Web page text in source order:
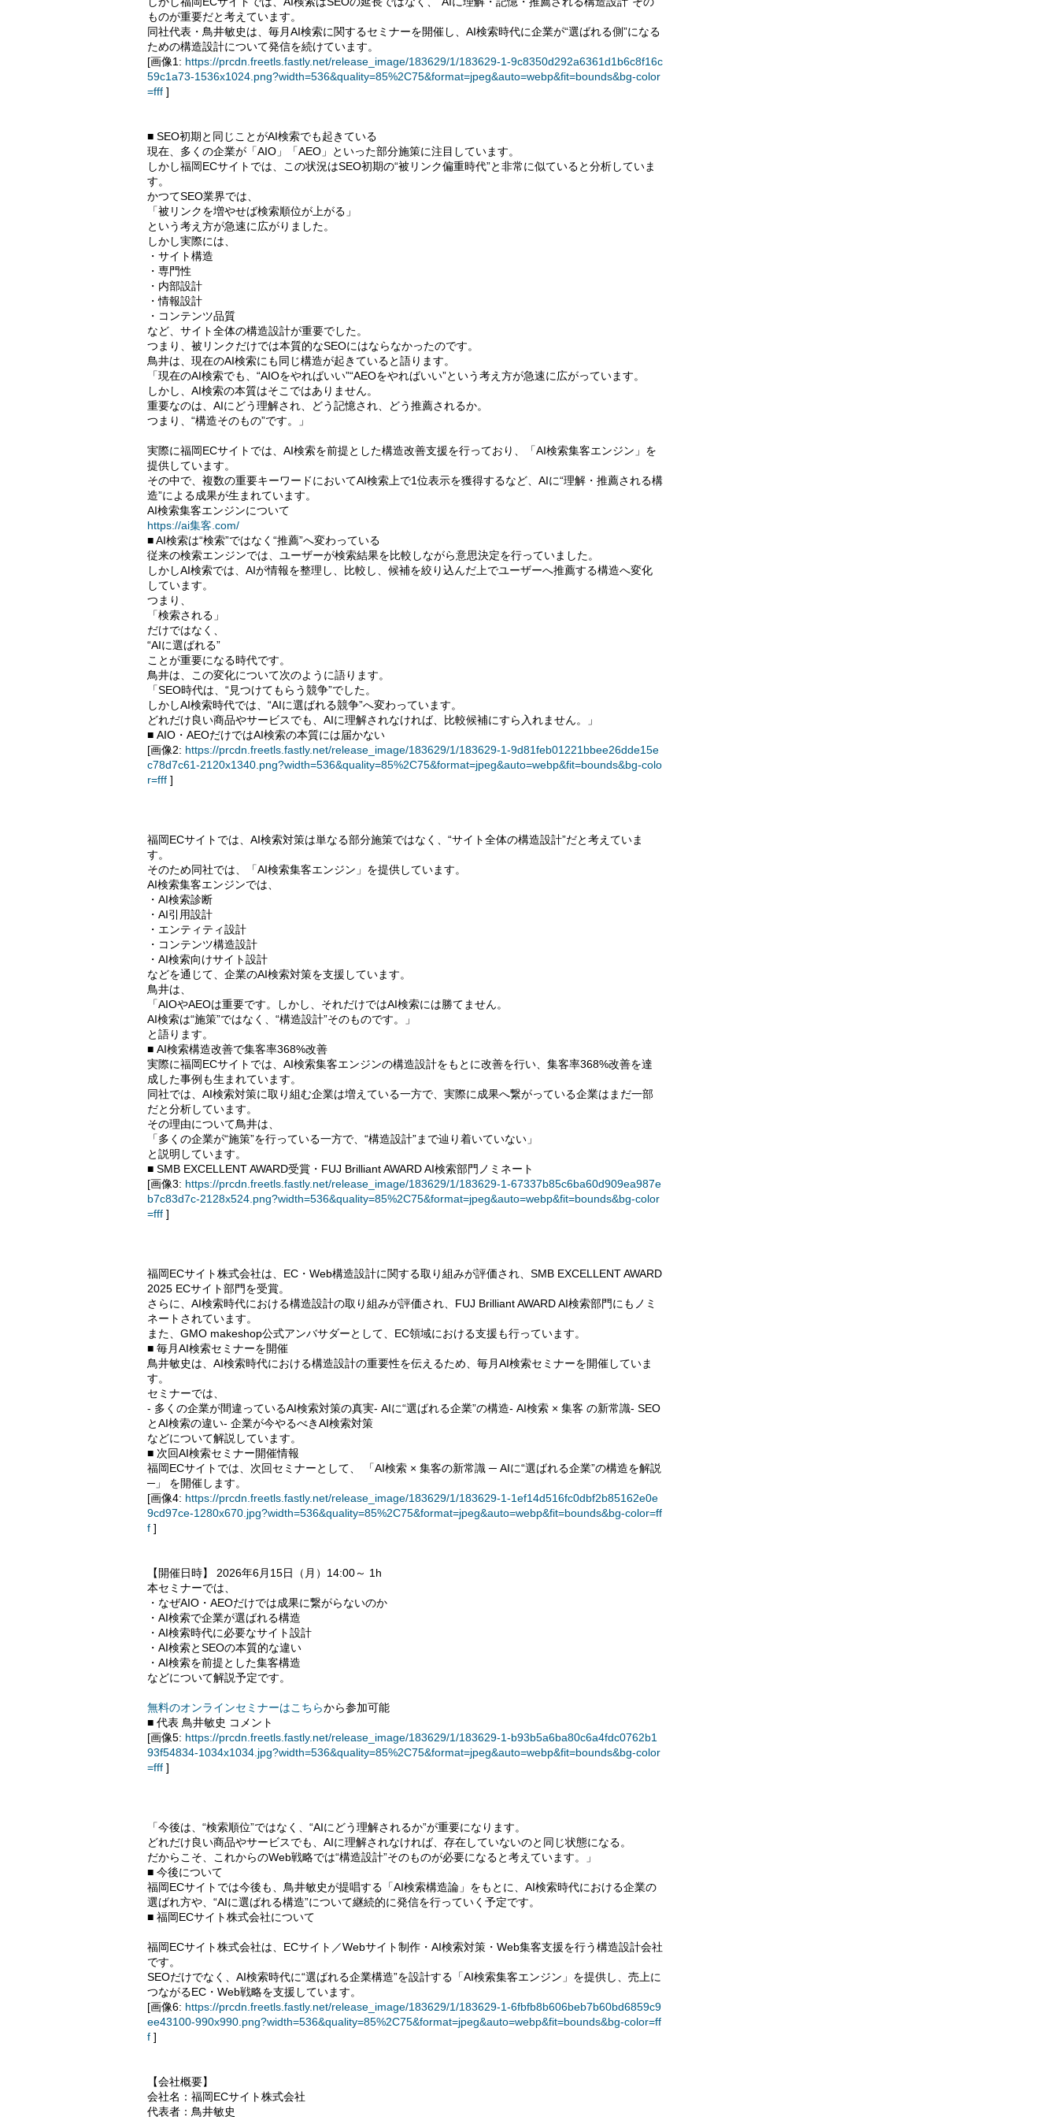
ものが重要だと考えています。
同社代表・鳥井敏史は、毎月AI検索に関するセミナーを開催し、AI検索時代に企業が“選ばれる側”になる
ための構造設計について発信を続けています。
[画像1: https://prcdn.freetls.fastly.net/release_image/183629/1/183629-1-9c8350d292a6361d1b6c8f16c
59c1a73-1536x1024.png?width=536&quality=85%2C75&format=jpeg&auto=webp&fit=bounds&bg-color
=fff ]
■ SEO初期と同じことがAI検索でも起きている
現在、多くの企業が「AIO」「AEO」といった部分施策に注目しています。
しかし福岡ECサイトでは、この状況はSEO初期の“被リンク偏重時代”と非常に似ていると分析していま
す。
かつてSEO業界では、
「被リンクを増やせば検索順位が上がる」
という考え方が急速に広がりました。
しかし実際には、
・サイト構造
・専門性
・内部設計
・情報設計
・コンテンツ品質
など、サイト全体の構造設計が重要でした。
つまり、被リンクだけでは本質的なSEOにはならなかったのです。
鳥井は、現在のAI検索にも同じ構造が起きていると語ります。
「現在のAI検索でも、“AIOをやればいい”“AEOをやればいい”という考え方が急速に広がっています。
しかし、AI検索の本質はそこではありません。
重要なのは、AIにどう理解され、どう記憶され、どう推薦されるか。
つまり、“構造そのもの”です。」
実際に福岡ECサイトでは、AI検索を前提とした構造改善支援を行っており、「AI検索集客エンジン」を
提供しています。
その中で、複数の重要キーワードにおいてAI検索上で1位表示を獲得するなど、AIに“理解・推薦される構
造”による成果が生まれています。
AI検索集客エンジンについて
https://ai集客.com/
■ AI検索は“検索”ではなく“推薦”へ変わっている
従来の検索エンジンでは、ユーザーが検索結果を比較しながら意思決定を行っていました。
しかしAI検索では、AIが情報を整理し、比較し、候補を絞り込んだ上でユーザーへ推薦する構造へ変化
しています。
つまり、
「検索される」
だけではなく、
“AIに選ばれる”
ことが重要になる時代です。
鳥井は、この変化について次のように語ります。
「SEO時代は、“見つけてもらう競争”でした。
しかしAI検索時代では、“AIに選ばれる競争”へ変わっています。
どれだけ良い商品やサービスでも、AIに理解されなければ、比較候補にすら入れません。」
■ AIO・AEOだけではAI検索の本質には届かない
[画像2: https://prcdn.freetls.fastly.net/release_image/183629/1/183629-1-9d81feb01221bbee26dde15e
c78d7c61-2120x1340.png?width=536&quality=85%2C75&format=jpeg&auto=webp&fit=bounds&bg-colo
r=fff ]
福岡ECサイトでは、AI検索対策は単なる部分施策ではなく、“サイト全体の構造設計”だと考えていま
す。
そのため同社では、「AI検索集客エンジン」を提供しています。
AI検索集客エンジンでは、
・AI検索診断
・AI引用設計
・エンティティ設計
・コンテンツ構造設計
・AI検索向けサイト設計
などを通じて、企業のAI検索対策を支援しています。
鳥井は、
「AIOやAEOは重要です。しかし、それだけではAI検索には勝てません。
AI検索は“施策”ではなく、“構造設計”そのものです。」
と語ります。
■ AI検索構造改善で集客率368%改善
実際に福岡ECサイトでは、AI検索集客エンジンの構造設計をもとに改善を行い、集客率368%改善を達
成した事例も生まれています。
同社では、AI検索対策に取り組む企業は増えている一方で、実際に成果へ繋がっている企業はまだ一部
だと分析しています。
その理由について鳥井は、
「多くの企業が“施策”を行っている一方で、“構造設計”まで辿り着いていない」
と説明しています。
■ SMB EXCELLENT AWARD受賞・FUJ Brilliant AWARD AI検索部門ノミネート
[画像3: https://prcdn.freetls.fastly.net/release_image/183629/1/183629-1-67337b85c6ba60d909ea987e
b7c83d7c-2128x524.png?width=536&quality=85%2C75&format=jpeg&auto=webp&fit=bounds&bg-color
=fff ]
福岡ECサイト株式会社は、EC・Web構造設計に関する取り組みが評価され、SMB EXCELLENT AWARD
2025 ECサイト部門を受賞。
さらに、AI検索時代における構造設計の取り組みが評価され、FUJ Brilliant AWARD AI検索部門にもノミ
ネートされています。
また、GMO makeshop公式アンバサダーとして、EC領域における支援も行っています。
■ 毎月AI検索セミナーを開催
鳥井敏史は、AI検索時代における構造設計の重要性を伝えるため、毎月AI検索セミナーを開催していま
す。
セミナーでは、
- 多くの企業が間違っているAI検索対策の真実- AIに“選ばれる企業”の構造- AI検索 × 集客 の新常識- SEO
とAI検索の違い- 企業が今やるべきAI検索対策
などについて解説しています。
■ 次回AI検索セミナー開催情報
福岡ECサイトでは、次回セミナーとして、 「AI検索 × 集客の新常識 ─ AIに“選ばれる企業”の構造を解説
─」 を開催します。
[画像4: https://prcdn.freetls.fastly.net/release_image/183629/1/183629-1-1ef14d516fc0dbf2b85162e0e
9cd97ce-1280x670.jpg?width=536&quality=85%2C75&format=jpeg&auto=webp&fit=bounds&bg-color=ff
f ]
【開催日時】 2026年6月15日（月）14:00～ 1h
本セミナーでは、
・なぜAIO・AEOだけでは成果に繋がらないのか
・AI検索で企業が選ばれる構造
・AI検索時代に必要なサイト設計
・AI検索とSEOの本質的な違い
・AI検索を前提とした集客構造
などについて解説予定です。
無料のオンラインセミナーはこちらから参加可能
■ 代表 鳥井敏史 コメント
[画像5: https://prcdn.freetls.fastly.net/release_image/183629/1/183629-1-b93b5a6ba80c6a4fdc0762b1
93f54834-1034x1034.jpg?width=536&quality=85%2C75&format=jpeg&auto=webp&fit=bounds&bg-color
=fff ]
「今後は、“検索順位”ではなく、“AIにどう理解されるか”が重要になります。
どれだけ良い商品やサービスでも、AIに理解されなければ、存在していないのと同じ状態になる。
だからこそ、これからのWeb戦略では“構造設計”そのものが必要になると考えています。」
■ 今後について
福岡ECサイトでは今後も、鳥井敏史が提唱する「AI検索構造論」をもとに、AI検索時代における企業の
選ばれ方や、“AIに選ばれる構造”について継続的に発信を行っていく予定です。
■ 福岡ECサイト株式会社について
福岡ECサイト株式会社は、ECサイト／Webサイト制作・AI検索対策・Web集客支援を行う構造設計会社
です。
SEOだけでなく、AI検索時代に“選ばれる企業構造”を設計する「AI検索集客エンジン」を提供し、売上に
つながるEC・Web戦略を支援しています。
[画像6: https://prcdn.freetls.fastly.net/release_image/183629/1/183629-1-6fbfb8b606beb7b60bd6859c9
ee43100-990x990.png?width=536&quality=85%2C75&format=jpeg&auto=webp&fit=bounds&bg-color=ff
f ]
【会社概要】
会社名：福岡ECサイト株式会社
代表者：鳥井敏史